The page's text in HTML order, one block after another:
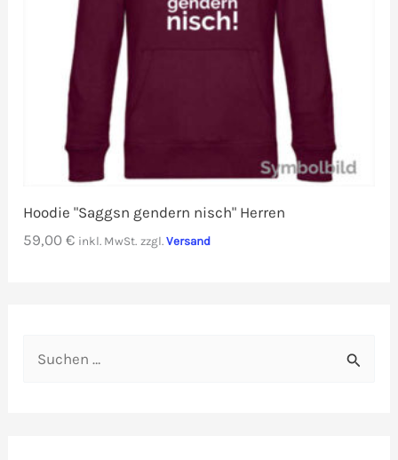
Hoodie "Saggsn gendern nisch" Herren
59,00€ inkl. MwSt. zzgl.Versand